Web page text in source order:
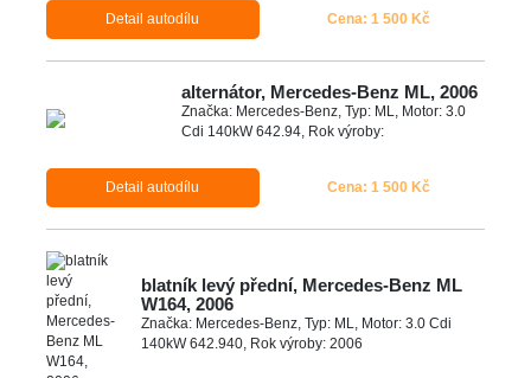
Detail autodílu Cena: 1 500 Kč
alternátor, Mercedes-Benz ML, 2006
Značka: Mercedes-Benz, Typ: ML, Motor: 3.0
Cdi 140kW 642.94, Rok výroby:
Detail autodílu Cena: 1 500 Kč
blatník levý přední, Mercedes-Benz ML
W164, 2006
Značka: Mercedes-Benz, Typ: ML, Motor: 3.0 Cdi
140kW 642.940, Rok výroby: 2006